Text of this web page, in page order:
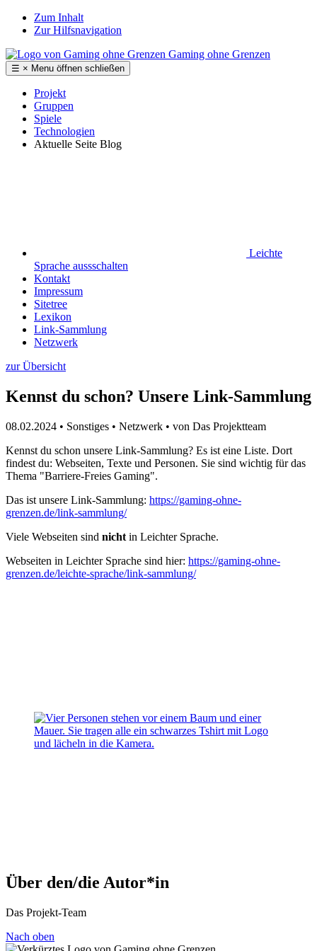
Zum Inhalt
Zur Hilfsnavigation
Gaming ohne Grenzen
☰ × Menu öffnen schließen
Projekt
Gruppen
Spiele
Technologien
Aktuelle Seite Blog
Leichte
Sprache aussschalten
Kontakt
Impressum
Sitetree
Lexikon
Link-Sammlung
Netzwerk
zur Übersicht
Kennst du schon? Unsere Link-Sammlung
08.02.2024 • Sonstiges • Netzwerk • von Das Projektteam
Kennst du schon unsere Link-Sammlung? Es ist eine Liste. Dort
findest du: Webseiten, Texte und Personen. Sie sind wichtig für das
Thema "Barriere-Freies Gaming".
Das ist unsere Link-Sammlung: https://gaming-ohne-
grenzen.de/link-sammlung/
Viele Webseiten sind nicht in Leichter Sprache.
Webseiten in Leichter Sprache sind hier: https://gaming-ohne-
grenzen.de/leichte-sprache/link-sammlung/
Über den/die Autor*in
Das Projekt-Team
Nach oben